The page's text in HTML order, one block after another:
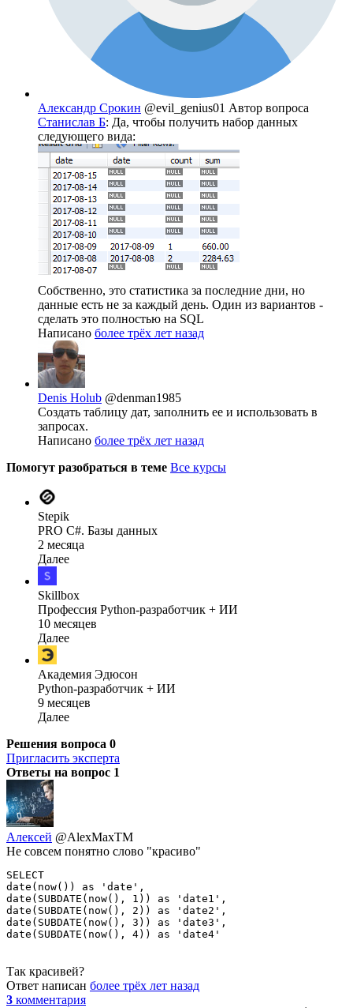
Александр Срокин @evil_genius01 Автор вопроса
Станислав Б: Да, чтобы получить набор данных
следующего вида:
Собственно, это статистика за последние дни, но
данные есть не за каждый день. Один из вариантов -
сделать это полностью на SQL
Написано более трёх лет назад
Denis Holub @denman1985
Создать таблицу дат, заполнить ее и использовать в
запросах.
Написано более трёх лет назад
Помогут разобраться в теме Все курсы
Stepik
PRO C#. Базы данных
2 месяца
Далее
Skillbox
Профессия Python-разработчик + ИИ
10 месяцев
Далее
Академия Эдюсон
Python-разработчик + ИИ
9 месяцев
Далее
Решения вопроса 0
Пригласить эксперта
Ответы на вопрос 1
Алексей @AlexMaxTM
Не совсем понятно слово "красиво"
SELECT
date(now()) as 'date',
date(SUBDATE(now(), 1)) as 'date1',
date(SUBDATE(now(), 2)) as 'date2',
date(SUBDATE(now(), 3)) as 'date3',
date(SUBDATE(now(), 4)) as 'date4'
Так красивей?
Ответ написан более трёх лет назад
3 комментария